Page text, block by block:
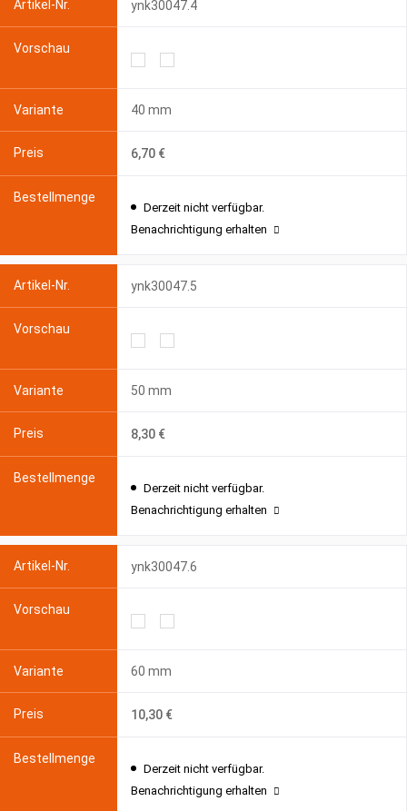
ynk30047.4
40 mm
6,70 €
Derzeit nicht verfügbar.
Benachrichtigung erhalten
ynk30047.5
50 mm
8,30 €
Derzeit nicht verfügbar.
Benachrichtigung erhalten
ynk30047.6
60 mm
10,30 €
Derzeit nicht verfügbar.
Benachrichtigung erhalten